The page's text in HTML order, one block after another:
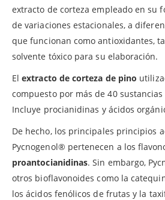
extracto de corteza empleado en su
de variaciones estacionales, a
que funcionan como antioxidantes,
solvente tóxico para su elaboración.
Elextracto de corteza de pino
compuesto por más de 40
Incluye procianidinas y ácidos
De hecho, los principales principios
Pycnogenol® pertenecen a los
proantocianidinas. Sin embargo,
otros bioflavonoides como la
los ácidos fenólicos de frutas y la